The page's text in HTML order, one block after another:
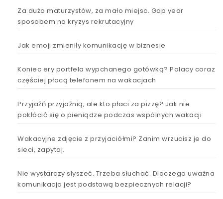
Za dużo maturzystów, za mało miejsc. Gap year
sposobem na kryzys rekrutacyjny
Jak emoji zmieniły komunikację w biznesie
Koniec ery portfela wypchanego gotówką? Polacy coraz
częściej płacą telefonem na wakacjach
Przyjaźń przyjaźnią, ale kto płaci za pizzę? Jak nie
pokłócić się o pieniądze podczas wspólnych wakacji
Wakacyjne zdjęcie z przyjaciółmi? Zanim wrzucisz je do
sieci, zapytaj.
Nie wystarczy słyszeć. Trzeba słuchać. Dlaczego uważna
komunikacja jest podstawą bezpiecznych relacji?